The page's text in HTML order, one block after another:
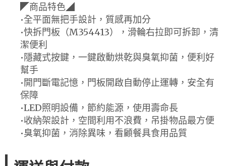
◤商品特色◢
•全平面無把手設計，質感再加分
•快拆門板（M354413），滑輪右拉即可拆卸，清
潔便利
•隱藏式按鍵，一鍵啟動烘乾與臭氧抑菌，便利好
幫手
•開門斷電記憶，門板開啟自動停止運轉，安全有
保障
•LED照明設備，節約能源，使用壽命長
•收納架設計，空間利用不浪費，吊掛物品最方便
•臭氧抑菌，消除異味，看顧餐具食用品質